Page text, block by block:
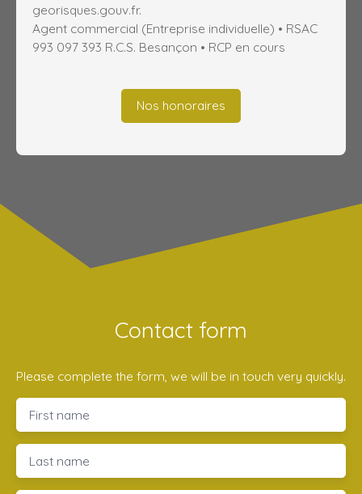
georisques.gouv.fr.
Agent commercial (Entreprise individuelle) • RSAC
993 097 393 R.C.S. Besançon • RCP en cours
Nos honoraires
Contact form
Please complete the form, we will be in touch very quickly.
First name
Last name